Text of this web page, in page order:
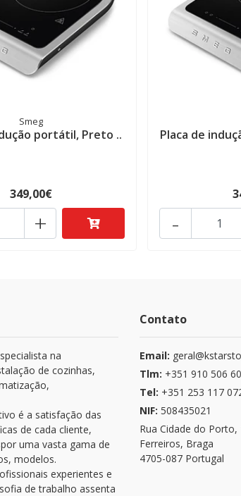
Smeg
portátil, Preto ..
349,00€
+
Placa de
-
na
de cozinhas,
é a satisfação das
de cada cliente,
uma vasta gama de
modelos.
experientes e
de trabalho assenta
Contato
Email:
Tlm: +351 910 506
Tel: +351 253 117
NIF: 508435021
Rua Cidade do Porto,
Ferreiros, Braga
4705-087 Portugal